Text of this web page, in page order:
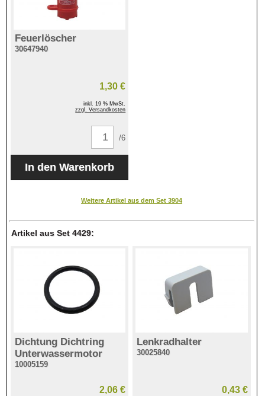
Feuerlöscher
30647940
1,30 €
inkl. 19 % MwSt.
zzgl. Versandkosten
/6
Weitere Artikel aus dem Set 3904
Artikel aus Set 4429:
Dichtung Dichtring
Unterwassermotor
10005159
2,06 €
Lenkradhalter
30025840
0,43 €